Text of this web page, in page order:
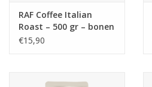
RAF Coffee Italian
Roast – 500 gr – bonen
(bio)
€15,90